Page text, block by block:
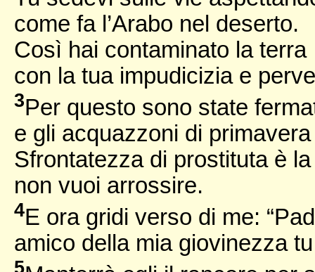
come fa l’Arabo nel deserto.
Così hai contaminato la terra
con la tua impudicizia e
3Per questo sono state
e gli acquazzoni di
Sfrontatezza di prostituta è
non vuoi arrossire.
4E ora gridi verso di me:
amico della mia giovinezza
5